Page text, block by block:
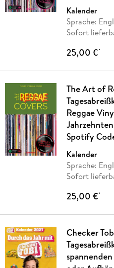
Kalender
Sprache:
Sofort
25,00 €*
The Art of
Reggae
Spotify
Kalender
Sprache:
Sofort
25,00 €*
Checker